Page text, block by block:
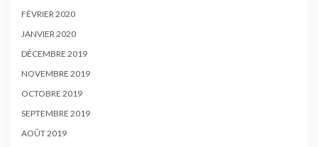
FÉVRIER 2020
JANVIER 2020
DÉCEMBRE 2019
NOVEMBRE 2019
OCTOBRE 2019
SEPTEMBRE 2019
AOÛT 2019